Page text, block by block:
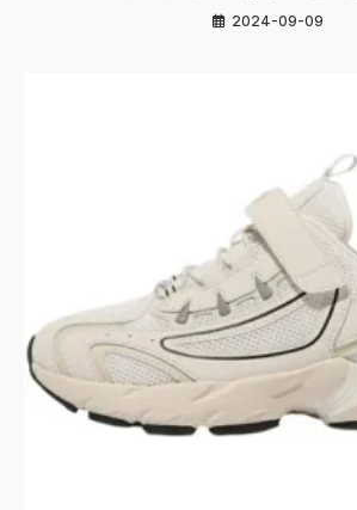
2024-09-09